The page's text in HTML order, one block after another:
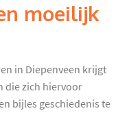
moeilijk
in Diepenveen krijgt
die zich hiervoor
bijles geschiedenis te